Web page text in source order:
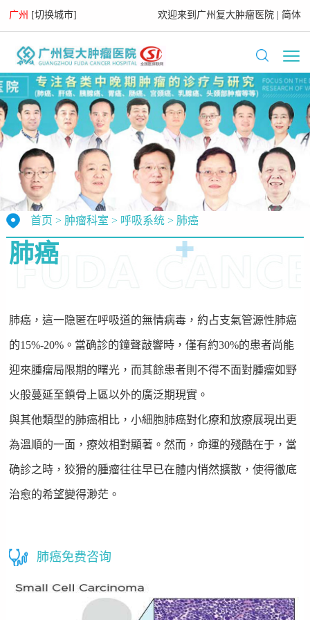
广州 [切换城市] 欢迎来到 广州复大肿瘤医院| 简体
首页 > 肿瘤科室 > 呼吸系统> 肺癌
肺癌
肺癌，這一隐匿在呼吸道的無情病毒，約占支氣管源性肺癌
的15%-20%。當确診的鐘聲敲響時，僅有約30%的患者尚能
迎來腫瘤局限期的曙光，而其餘患者則不得不面對腫瘤如野
火般蔓延至鎖骨上區以外的廣泛期現實。
與其他類型的肺癌相比，小細胞肺癌對化療和放療展現出更
為溫順的一面，療效相對顯著。然而，命運的殘酷在于，當
确診之時，狡猾的腫瘤往往早已在體内悄然擴散，使得徹底
治愈的希望變得渺茫。
肺癌免费咨询